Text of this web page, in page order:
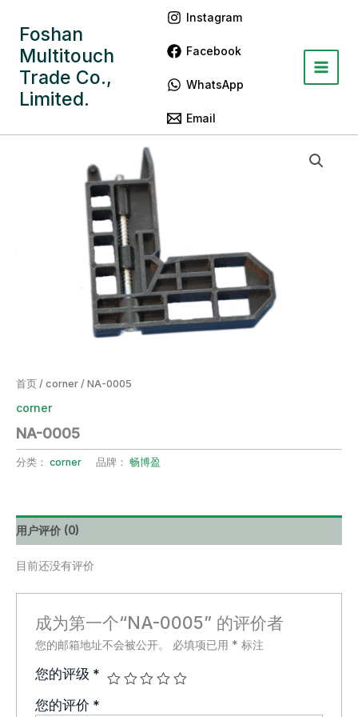
Foshan
Multitouch
Trade Co.,
Limited.
Instagram
Facebook
WhatsApp
Email
首页 / corner / NA-0005
corner
NA-0005
分类： corner 品牌： 畅博盈
用户评价 (0)
目前还没有评价
成为第一个“NA-0005” 的评价者
您的邮箱地址不会被公开。 必填项已用 * 标注
您的评级 *
您的评价 *